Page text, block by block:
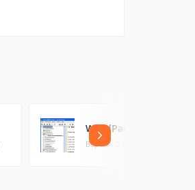
WikidPad
Версия: 2.2 (7.78 МБ)